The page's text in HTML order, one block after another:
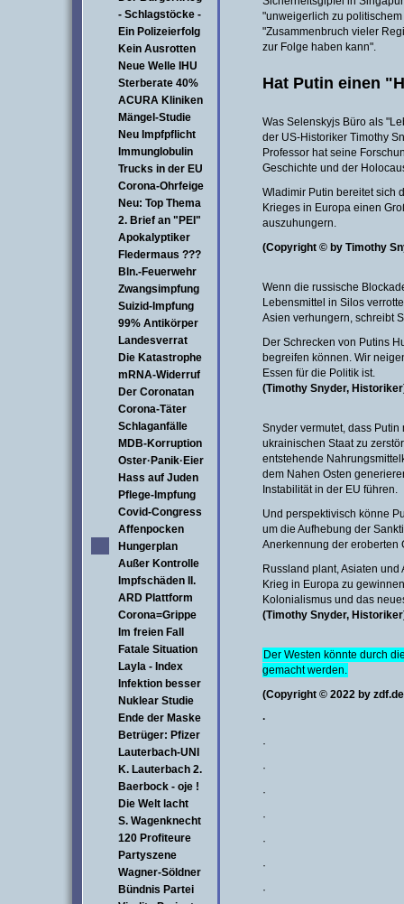
- Schlagstöcke -
Ein Polizeierfolg
Kein Ausrotten
Neue Welle IHU
Sterberate 40%
ACURA Kliniken
Mängel-Studie
Neu Impfpflicht
Immunglobulin
Trucks in der EU
Corona-Ohrfeige
Neu: Top Thema
2. Brief an "PEI"
Apokalyptiker
Fledermaus ???
Bln.-Feuerwehr
Zwangsimpfung
Suizid-Impfung
99% Antikörper
Landesverrat
Die Katastrophe
mRNA-Widerruf
Der Coronatan
Corona-Täter
Schlaganfälle
MDB-Korruption
Oster·Panik·Eier
Hass auf Juden
Pflege-Impfung
Covid-Congress
Affenpocken
Hungerplan
Außer Kontrolle
Impfschäden II.
ARD Plattform
Corona=Grippe
Im freien Fall
Fatale Situation
Layla - Index
Infektion besser
Nuklear Studie
Ende der Maske
Betrüger: Pfizer
Lauterbach-UNI
K. Lauterbach 2.
Baerbock - oje !
Die Welt lacht
S. Wagenknecht
120 Profiteure
Partyszene
Wagner-Söldner
Bündnis Partei
"unweigerlich zu
"Zusammenbruch vieler
zur Folge haben kann".
Hat Putin einen
Was Selenskyjs Büro als
der US-Historiker Timothy
Professor hat seine
Geschichte und der
Wladimir Putin bereitet sich
Krieges in Europa einen
auszuhungern.
(Copyright © by Timothy
Wenn die russische
Lebensmittel in Silos
Asien verhungern, schreibt
Der Schrecken von Putins
begreifen können. Wir
Essen für die Politik ist.
(Timothy Snyder,
Snyder vermutet, dass
ukrainischen Staat zu
entstehende
dem Nahen Osten
Instabilität in der EU führen.
Und perspektivisch könne
um die Aufhebung der
Anerkennung der eroberten
Russland plant, Asiaten
Krieg in Europa zu
Kolonialismus und das
(Timothy Snyder,
Der Westen könnte durch
gemacht werden.
(Copyright © 2022 by
·
·
·
·
·
·
·
·